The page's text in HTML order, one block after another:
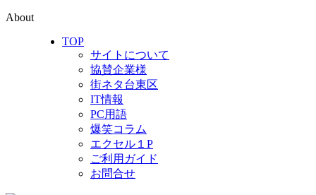
About
TOP
サイトについて
協賛企業様
街ネタ台東区
IT情報
PC用語
爆笑コラム
エクセル１P
ご利用ガイド
お問合せ